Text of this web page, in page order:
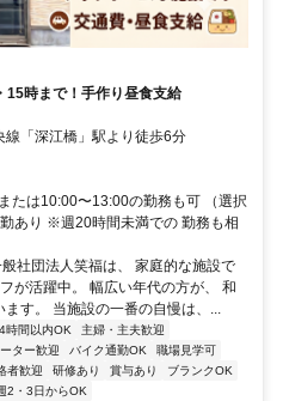
時まで！手作り昼食支給
「深江橋」駅より徒歩6分
たは10:00〜13:00の勤務も可 （選択
あり ※週20時間未満での 勤務も相
社団法人笑福は、 家庭的な施設で
が活躍中。 幅広い年代の方が、 和
す。 当施設の一番の自慢は、...
時間以内OK
主婦・主夫歓迎
ター歓迎 バイク通勤OK
職場見学可
者歓迎 研修あり 賞与あり
ブランクOK
2・3日からOK